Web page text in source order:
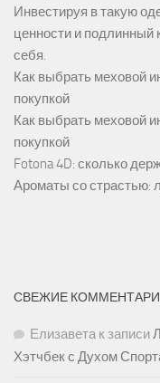
Инвестируя в такую
ценности и подлинный
себя.
Как выбрать меховой
покупкой
Как выбрать меховой
покупкой
Fotona 4D: сколько
Ароматы со страстью:
СВЕЖИЕ
Елизаветак записи
Хэтчбек с Духом